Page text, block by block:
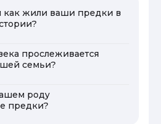
как жили ваши предки в
прослеживается
семьи?
роду
предки?